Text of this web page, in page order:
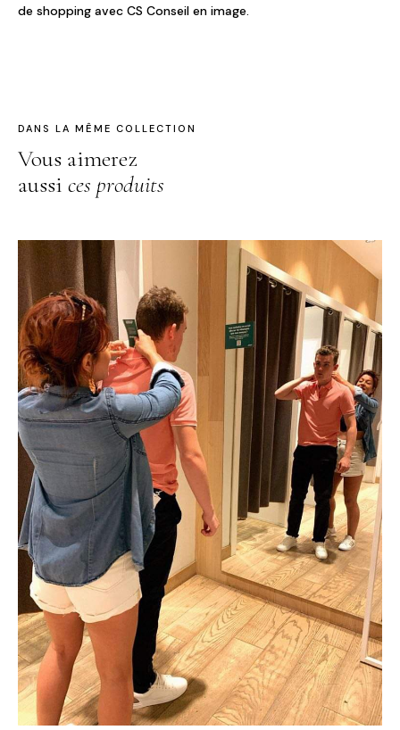
de shopping avec CS Conseil en image.
DANS LA MÊME COLLECTION
Vous aimerez
aussi ces produits